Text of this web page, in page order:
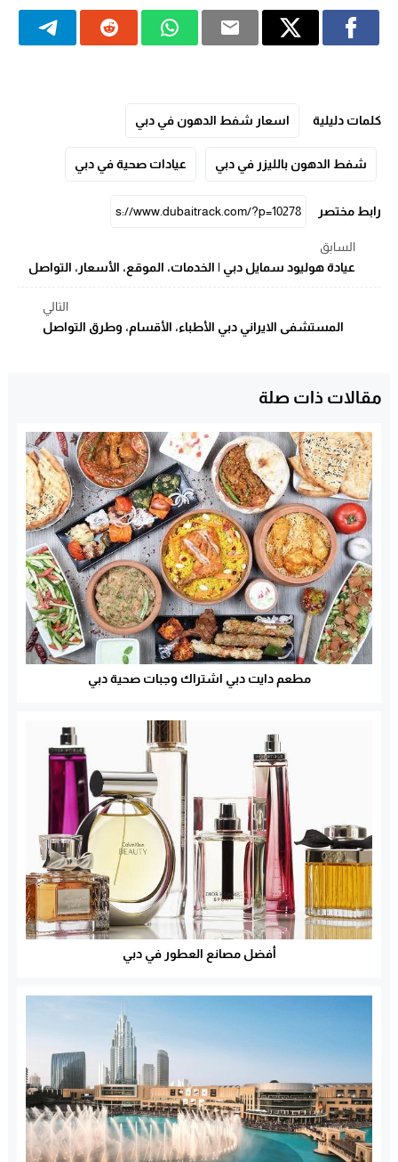
كلمات دليلية اسعار شفط الدهون في دبي
شفط الدهون بالليزر في دبي عيادات صحية في دبي
رابط مختصر
السابق
عيادة هوليود سمايل دبي | الخدمات، الموقع، الأسعار، التواصل
التالي
المستشفى الايراني دبي الأطباء، الأقسام، وطرق التواصل
مقالات ذات صلة
مطعم دايت دبي اشتراك وجبات صحية دبي
أفضل مصانع العطور في دبي